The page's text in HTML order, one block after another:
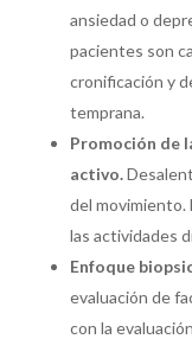
ansiedad o
pacientes son
cronificación y
temprana.
Promoción de
activo.
del movimiento.
las actividades
Enfoque
evaluación de
con la